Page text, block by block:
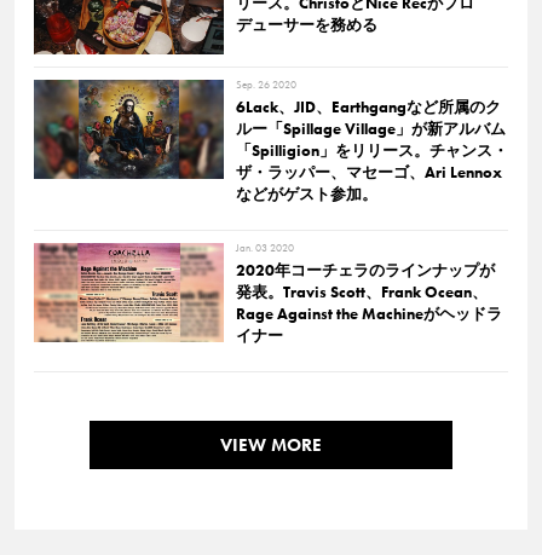
デューサーを務める
Sep. 26 2020
6Lack、JID、Earthgangなど所属のク
ルー「Spillage Village」が新アルバム
「Spilligion」をリリース。チャンス・
ザ・ラッパー、マセーゴ、Ari Lennox
などがゲスト参加。
Jan. 03 2020
2020年コーチェラのラインナップが
発表。Travis Scott、Frank Ocean、
Rage Against the Machineがヘッドラ
イナー
VIEW MORE